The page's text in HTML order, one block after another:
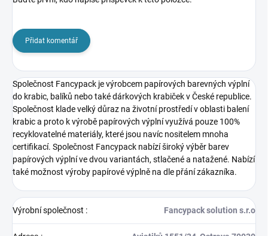
Přidat komentář
Společnost Fancypack je výrobcem papírových barevných výplní
do krabic, balíků nebo také dárkových krabiček v České republice.
Společnost klade velký důraz na životní prostředí v oblasti balení
krabic a proto k výrobě papírových výplní využívá pouze 100%
recyklovatelné materiály, které jsou navíc nositelem mnoha
certifikací. Společnost Fancypack nabízí široký výběr barev
papírových výplní ve dvou variantách, stlačené a natažené. Nabízí
také možnost výroby papírové výplně na dle přání zákazníka.
Výrobní společnost : Fancypack solution s.r.o